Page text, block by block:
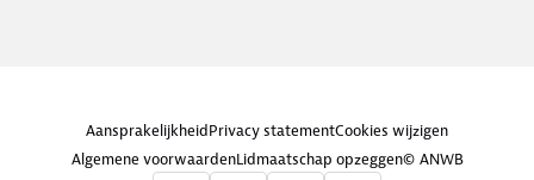
AansprakelijkheidPrivacy statementCookies wijzigen
Algemene voorwaardenLidmaatschap opzeggen© ANWB